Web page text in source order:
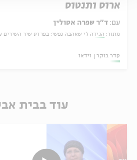
ארוס ותנטוס
עם: ד"ר שפרה אסולין
מתוך: הגידה לי שאהבה נפשי: בפרדס שיר השירים על
סדר בוקר וידאו
עוד בבית